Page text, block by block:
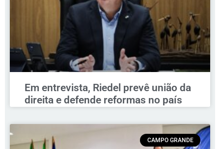
Em entrevista, Riedel prevê união da
direita e defende reformas no país
CAMPO GRANDE